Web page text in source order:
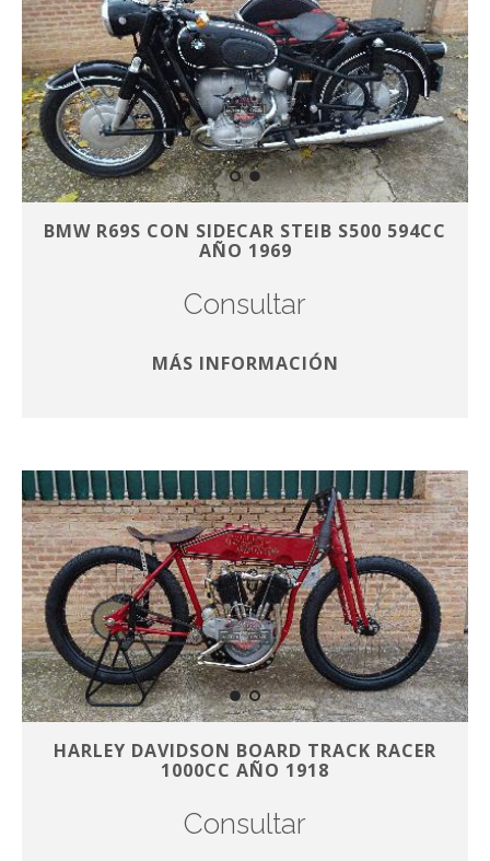
BMW R69S CON SIDECAR STEIB S500 594CC
AÑO 1969
Consultar
MÁS INFORMACIÓN
HARLEY DAVIDSON BOARD TRACK RACER
1000CC AÑO 1918
Consultar